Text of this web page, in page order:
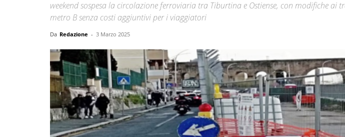
weekend sospesa la circolazione ferroviaria tra Tiburtina e Ostiense, con modifiche ai
metro B senza costi aggiuntivi per i viaggiatori
Da Redazione - 3 Marzo 2025